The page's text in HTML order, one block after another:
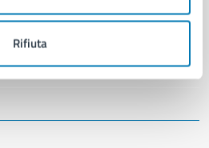
Rifiuta